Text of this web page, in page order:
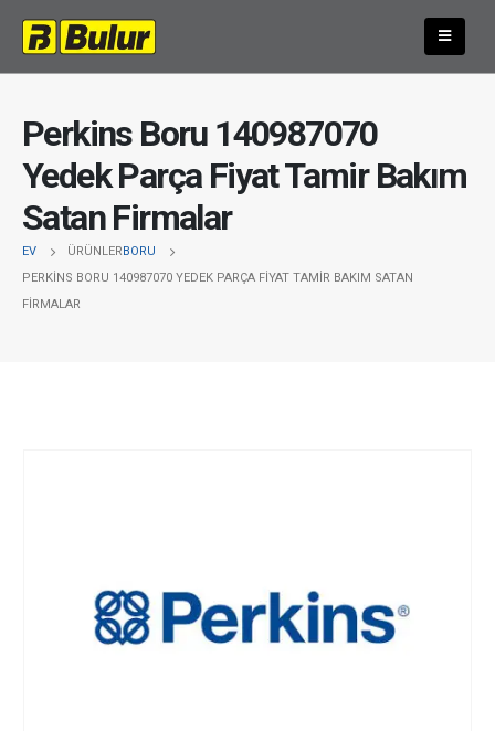
Perkins Boru 140987070
Yedek Parça Fiyat Tamir Bakım
Satan Firmalar
EV ÜRÜNLERBORU
PERKINS BORU 140987070 YEDEK PARÇA FIYAT TAMIR BAKIM SATAN
FIRMALAR